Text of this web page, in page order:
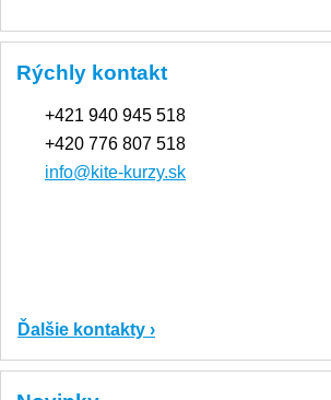
Rýchly kontakt
+421 940 945 518
+420 776 807 518
info@kite-kurzy.sk
Ďalšie kontakty ›